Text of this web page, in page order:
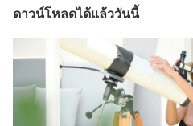
ดาวน์โหลดได้แล้ววันนี้